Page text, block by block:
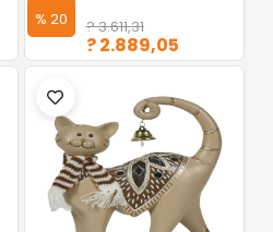
% 20 ? 3.611,31
? 2.889,05